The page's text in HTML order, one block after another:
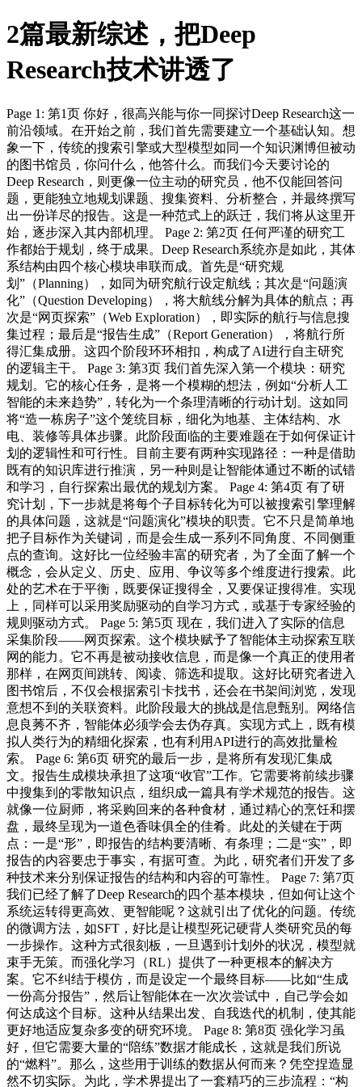
2篇最新综述，把Deep
Research技术讲透了
Page 1: 第1页 你好，很高兴能与你一同探讨Deep Research这一
前沿领域。在开始之前，我们首先需要建立一个基础认知。想
象一下，传统的搜索引擎或大型模型如同一个知识渊博但被动
的图书馆员，你问什么，他答什么。而我们今天要讨论的
Deep Research，则更像一位主动的研究员，他不仅能回答问
题，更能独立地规划课题、搜集资料、分析整合，并最终撰写
出一份详尽的报告。这是一种范式上的跃迁，我们将从这里开
始，逐步深入其内部机理。 Page 2: 第2页 任何严谨的研究工
作都始于规划，终于成果。Deep Research系统亦是如此，其体
系结构由四个核心模块串联而成。首先是“研究规
划”（Planning），如同为研究航行设定航线；其次是“问题演
化”（Question Developing），将大航线分解为具体的航点；再
次是“网页探索”（Web Exploration），即实际的航行与信息搜
集过程；最后是“报告生成”（Report Generation），将航行所
得汇集成册。这四个阶段环环相扣，构成了AI进行自主研究
的逻辑主干。 Page 3: 第3页 我们首先深入第一个模块：研究
规划。它的核心任务，是将一个模糊的想法，例如“分析人工
智能的未来趋势”，转化为一个条理清晰的行动计划。这如同
将“造一栋房子”这个笼统目标，细化为地基、主体结构、水
电、装修等具体步骤。此阶段面临的主要难题在于如何保证计
划的逻辑性和可行性。目前主要有两种实现路径：一种是借助
既有的知识库进行推演，另一种则是让智能体通过不断的试错
和学习，自行探索出最优的规划方案。 Page 4: 第4页 有了研
究计划，下一步就是将每个子目标转化为可以被搜索引擎理解
的具体问题，这就是“问题演化”模块的职责。它不只是简单地
把子目标作为关键词，而是会生成一系列不同角度、不同侧重
点的查询。这好比一位经验丰富的研究者，为了全面了解一个
概念，会从定义、历史、应用、争议等多个维度进行搜索。此
处的艺术在于平衡，既要保证搜得全，又要保证搜得准。实现
上，同样可以采用奖励驱动的自学习方式，或基于专家经验的
规则驱动方式。 Page 5: 第5页 现在，我们进入了实际的信息
采集阶段——网页探索。这个模块赋予了智能体主动探索互联
网的能力。它不再是被动接收信息，而是像一个真正的使用者
那样，在网页间跳转、阅读、筛选和提取。这好比研究者进入
图书馆后，不仅会根据索引卡找书，还会在书架间浏览，发现
意想不到的关联资料。此阶段最大的挑战是信息甄别。网络信
息良莠不齐，智能体必须学会去伪存真。实现方式上，既有模
拟人类行为的精细化探索，也有利用API进行的高效批量检
索。 Page 6: 第6页 研究的最后一步，是将所有发现汇集成
文。报告生成模块承担了这项“收官”工作。它需要将前续步骤
中搜集到的零散知识点，组织成一篇具有学术规范的报告。这
就像一位厨师，将采购回来的各种食材，通过精心的烹饪和摆
盘，最终呈现为一道色香味俱全的佳肴。此处的关键在于两
点：一是“形”，即报告的结构要清晰、有条理；二是“实”，即
报告的内容要忠于事实，有据可查。为此，研究者们开发了多
种技术来分别保证报告的结构和内容的可靠性。 Page 7: 第7页
我们已经了解了Deep Research的四个基本模块，但如何让这个
系统运转得更高效、更智能呢？这就引出了优化的问题。传统
的微调方法，如SFT，好比是让模型死记硬背人类研究员的每
一步操作。这种方式很刻板，一旦遇到计划外的状况，模型就
束手无策。而强化学习（RL）提供了一种更根本的解决方
案。它不纠结于模仿，而是设定一个最终目标——比如“生成
一份高分报告”，然后让智能体在一次次尝试中，自己学会如
何达成这个目标。这种从结果出发、自我迭代的机制，使其能
更好地适应复杂多变的研究环境。 Page 8: 第8页 强化学习虽
好，但它需要大量的“陪练”数据才能成长，这就是我们所说
的“燃料”。那么，这些用于训练的数据从何而来？凭空捏造显
然不切实际。为此，学术界提出了一套精巧的三步流程：“构